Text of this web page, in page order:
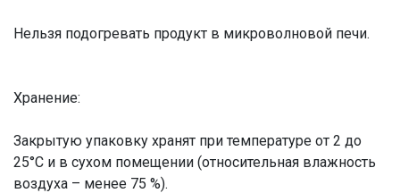
Нельзя подогревать продукт в микроволновой печи.
Хранение:
Закрытую упаковку хранят при температуре от 2 до
25°С и в сухом помещении (относительная влажность
воздуха – менее 75 %).